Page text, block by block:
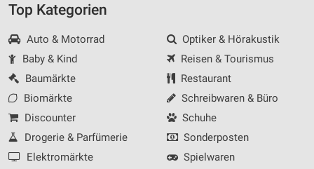
Top Kategorien
Auto & Motorrad
Baby & Kind
Baumärkte
Biomärkte
Discounter
Drogerie & Parfümerie
Elektromärkte
Optiker & Hörakustik
Reisen & Tourismus
Restaurant
Schreibwaren & Büro
Schuhe
Sonderposten
Spielwaren